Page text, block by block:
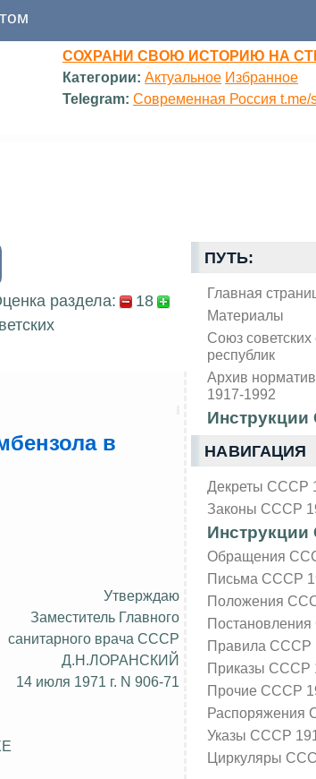
СОХРАНИ СВОЮ ИСТОРИЮ НА
Категории: Актуальное Избранное
Telegram: Современная Россия t.me/
ПУТЬ:
Главная
Материалы
Союз советских
республик
Архив
1917-1992
Инструкции
НАВИГАЦИЯ
Декреты СССР
Законы СССР
Инструкции
Обращения
Письма СССР
Положения
Правила СССР
Приказы СССР
Прочие СССР
Распоряжения
Указы СССР
Циркуляры
раздела:
18
в
Утверждаю
Заместитель Главного
санитарного врача СССР
Д.Н.ЛОРАНСКИЙ
14 июля 1971 г. N 906-71